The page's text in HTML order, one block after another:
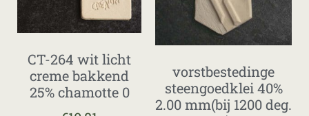
CT-264 wit licht
creme bakkend
25% chamotte 0
vorstbestedinge
steengoedklei 40%
2.00 mm(bij 1200 deg.